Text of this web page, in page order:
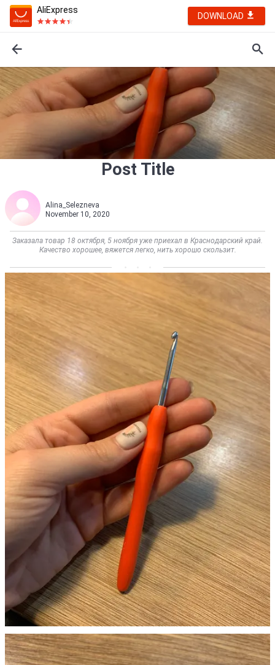
AliExpress
DOWNLOAD
Post Title
Alina_Selezneva
November 10, 2020
Заказала товар 18 октября, 5 ноября уже приехал в Краснодарский край.
Качество хорошее, вяжется легко, нить хорошо скользит.